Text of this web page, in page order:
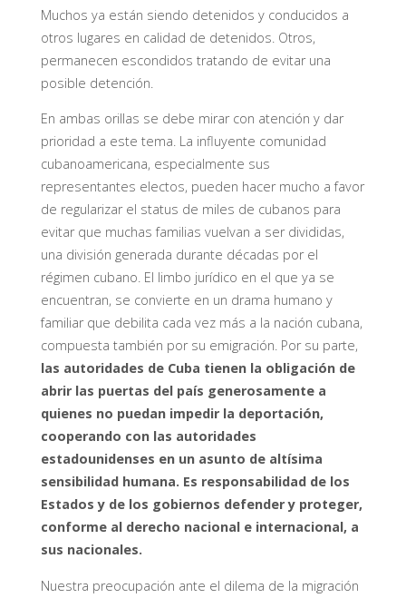
Muchos ya están siendo detenidos y conducidos a
otros lugares en calidad de detenidos. Otros,
permanecen escondidos tratando de evitar una
posible detención.
En ambas orillas se debe mirar con atención y dar
prioridad a este tema. La influyente comunidad
cubanoamericana, especialmente sus
representantes electos, pueden hacer mucho a favor
de regularizar el status de miles de cubanos para
evitar que muchas familias vuelvan a ser divididas,
una división generada durante décadas por el
régimen cubano. El limbo jurídico en el que ya se
encuentran, se convierte en un drama humano y
familiar que debilita cada vez más a la nación cubana,
compuesta también por su emigración. Por su parte,
las autoridades de Cuba tienen la obligación de
abrir las puertas del país generosamente a
quienes no puedan impedir la deportación,
cooperando con las autoridades
estadounidenses en un asunto de altísima
sensibilidad humana. Es responsabilidad de los
Estados y de los gobiernos defender y proteger,
conforme al derecho nacional e internacional, a
sus nacionales.
Nuestra preocupación ante el dilema de la migración